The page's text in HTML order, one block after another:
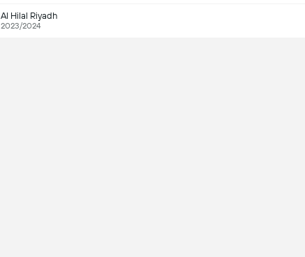
Al Hilal Riyadh
2023/2024